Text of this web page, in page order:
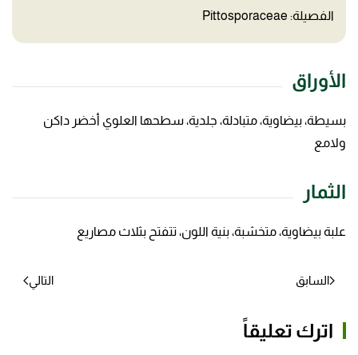
الفصيلة: Pittosporaceae
الأوراق
بسيطة، بيضاوية، متبادلة، جلدية، سطحها العلوي أخضر داكن
ولامع
الثمار
علبة بيضاوية، متخشبة، بنية اللون، تتفتح بثلاث مصاريع
السابق التالي
اترك تعليقاً